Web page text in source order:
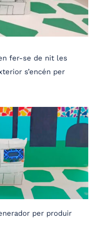
fer-se de nit les
s’encén per
per produir